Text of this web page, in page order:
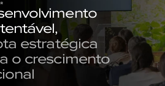
estratégica
o crescimento